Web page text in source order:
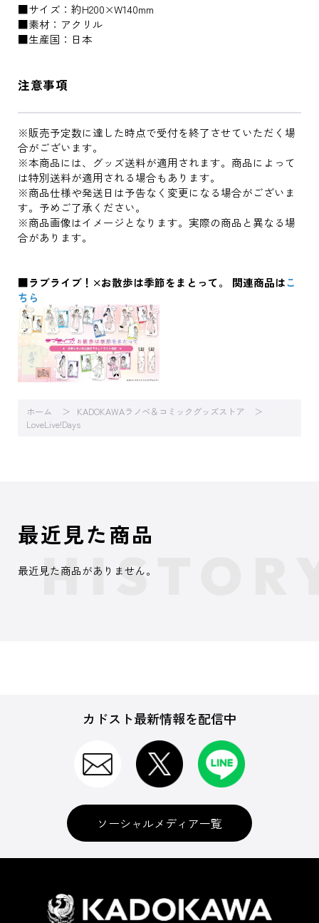
■サイズ：約H200×W140mm
■素材：アクリル
■生産国：日本
注意事項
※販売予定数に達した時点で受付を終了させていただく場
合がございます。
※本商品には、グッズ送料が適用されます。商品によって
は特別送料が適用される場合もあります。
※商品仕様や発送日は予告なく変更になる場合がございま
す。予めご了承ください。
※商品画像はイメージとなります。実際の商品と異なる場
合があります。
■ラブライブ！×お散歩は季節をまとって。 関連商品はこ
ちら
ホーム
KADOKAWAラノベ＆コミックグッズストア
LoveLive!Days
最近見た商品
最近見た商品がありません。
カドスト最新情報を配信中
ソーシャルメディア一覧